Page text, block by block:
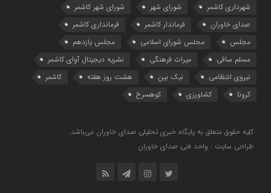
شهرداری کاشمر
شورای شهر
شورای شهر کاشمر
صدای خاوران
فرماندار کاشمر
فرمانداری کاشمر
مجلس
مجلس شورای اسلامی
مجلس یازدهم
مسلم ساقی
میراث فرهنگی
نشریه دیجیتال آوای کاشمر
نیروی انتظامی
نیک بین هشت روز هفته
کاشمر
کرونا
کشاورزی کوهسرخ
کلیه حقوق متعلق به پایگاه خبری تحلیلی صدای خاوران می‌باشد.
طراحی سایت : واحد فنی صدای خاوران